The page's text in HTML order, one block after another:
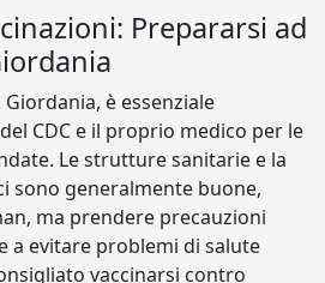
Prepararsi ad
è essenziale
CDC e il proprio medico per le
Le strutture sanitarie e la
sono generalmente buone,
ma prendere precauzioni
a evitare problemi di salute
vaccinarsi contro